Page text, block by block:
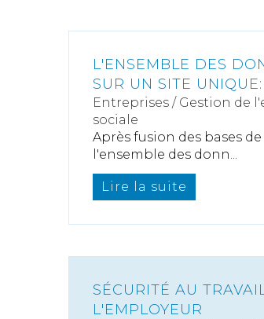
L'ENSEMBLE DES
SUR UN SITE
Entreprises / Gestion de
sociale
Après fusion des bases
l'ensemble des donn...
Lire la suite
SÉCURITÉ AU
L'EMPLOYEUR